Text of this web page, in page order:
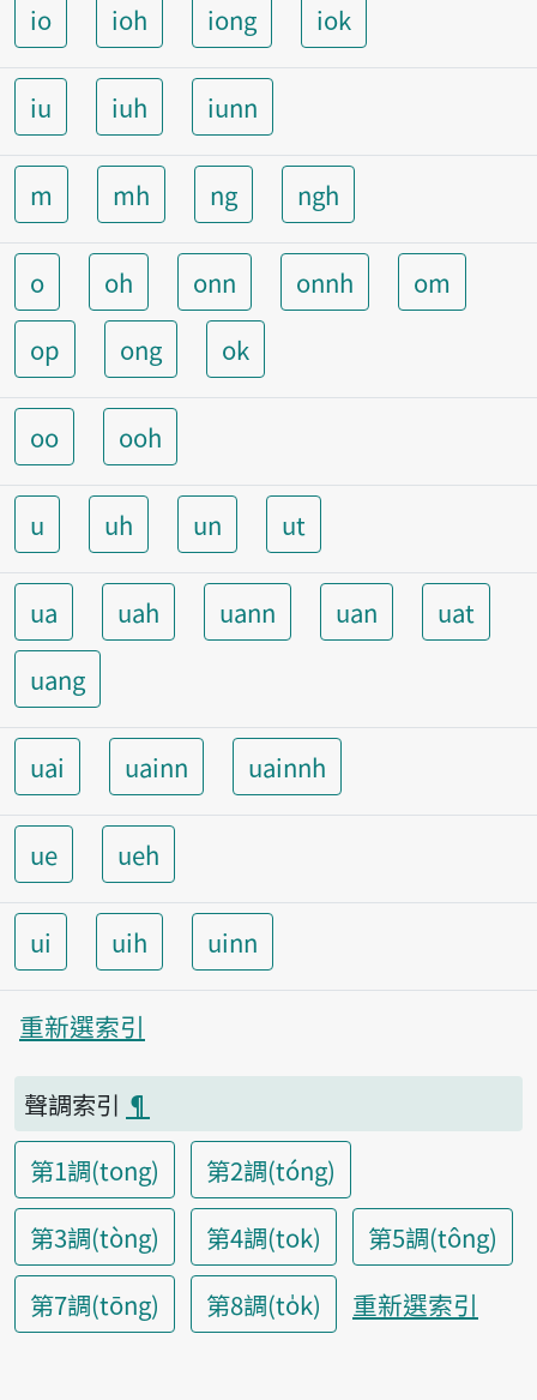
io ioh iong iok
iu iuh iunn
m mh ng ngh
o oh onn onnh
om
op
ong ok
oo ooh
u uh un ut
ua uah uann uan
uat
uang
uai uainn uainnh
ue ueh
ui uih uinn
重新選索引
聲調索引 ¶
第1調(tong)
第2調(tóng)
第3調(tòng)
第4調(tok)
第5調(tông)
第7調(tōng)
第8調(to̍k) 重新選索引